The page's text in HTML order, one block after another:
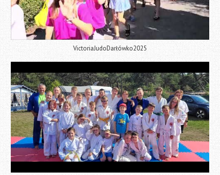
VictoriaJudoDarłówko2025